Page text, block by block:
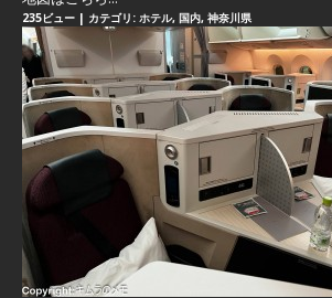
235ビュー | カテゴリ: ホテル, 国内, 神奈川県